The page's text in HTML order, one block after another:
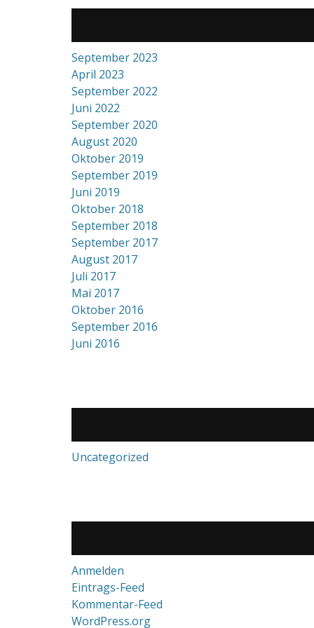
September 2023
April 2023
September 2022
Juni 2022
September 2020
August 2020
Oktober 2019
September 2019
Juni 2019
Oktober 2018
September 2018
September 2017
August 2017
Juli 2017
Mai 2017
Oktober 2016
September 2016
Juni 2016
Uncategorized
Anmelden
Eintrags-Feed
Kommentar-Feed
WordPress.org